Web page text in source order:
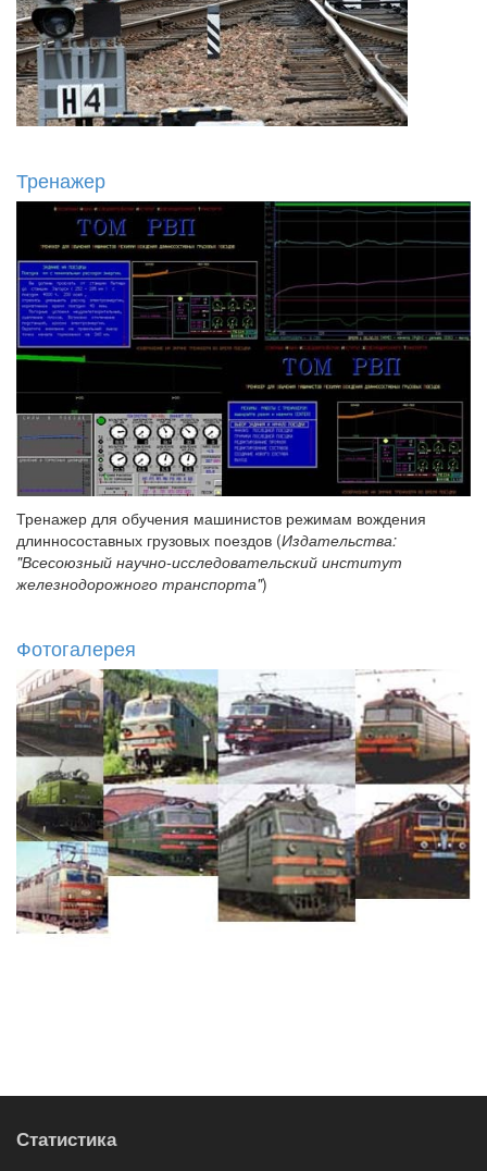
Тренажер
Тренажер для обучения машинистов режимам вождения
длинносоставных грузовых поездов (Издательства:
"Всесоюзный научно-исследовательский институт
железнодорожного транспорта")
Фотогалерея
Статистика